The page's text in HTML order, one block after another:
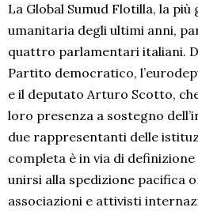
La Global Sumud Flotilla, la
umanitaria degli ultimi anni,
quattro parlamentari italiani.
Partito democratico,
e il deputato Arturo Scotto,
loro presenza a sostegno
due rappresentanti delle
completa è in via di
unirsi alla spedizione pacifica
associazioni e attivisti